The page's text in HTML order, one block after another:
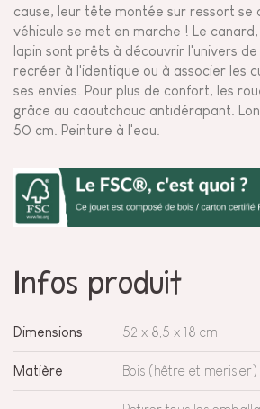
cause, leur tête montée sur ressort se
véhicule se met en marche ! Le
lapin sont prêts à découvrir l'univers
recréer à l'identique ou à associer les
ses envies. Pour plus de confort, les
grâce au caoutchouc antidérapant.
50 cm. Peinture à l'eau.
Infos produit
Dimensions 52 x 8,5 x 18 cm
Matière Bois (hêtre et merisier)